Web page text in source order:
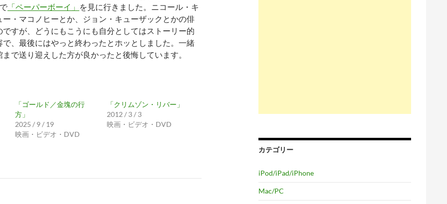
「ペーパーボーイ」 を見に行きました。ニコール・キ
ー・マコノヒーとか、ジョン・キューザックとかの俳
すが、どうにもこうにも自分としてはストーリー的
、最後にはやっと終わったとホッとしました。一緒
で送り迎えした方が良かったと後悔しています。
「ゴールド／金塊の行
方」
2025 / 9 / 19
映画・ビデオ・DVD
「クリムゾン・リバー」
2012 / 3 / 3
映画・ビデオ・DVD
カテゴリー
iPod/iPad/iPhone
Mac/PC